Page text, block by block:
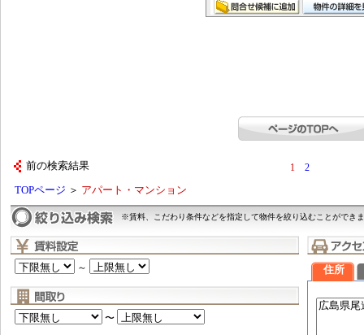
前の検索結果 1 2
TOPページ ＞ アパート・マンション
※賃料、こだわり条件などを指定して物件を絞り込むことができ
～
〜
住所